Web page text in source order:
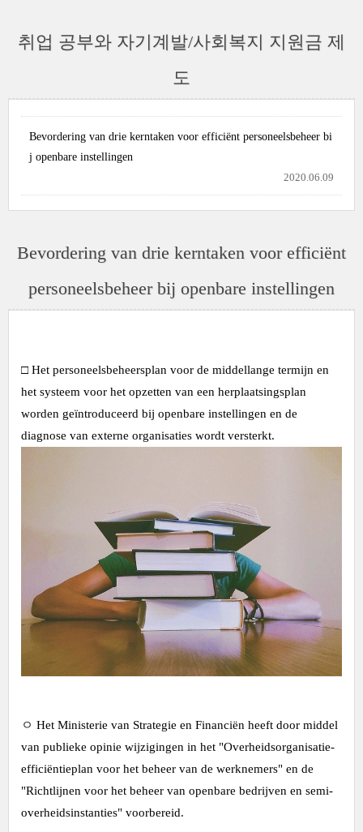
취업 공부와 자기계발/사회복지 지원금 제
도
Bevordering van drie kerntaken voor efficiënt personeelsbeheer bi
j openbare instellingen
2020.06.09
Bevordering van drie kerntaken voor efficiënt
personeelsbeheer bij openbare instellingen
□ Het personeelsbeheersplan voor de middellange termijn en
het systeem voor het opzetten van een herplaatsingsplan
worden geïntroduceerd bij openbare instellingen en de
diagnose van externe organisaties wordt versterkt.
ㅇ Het Ministerie van Strategie en Financiën heeft door middel
van publieke opinie wijzigingen in het "Overheidsorganisatie-
efficiëntieplan voor het beheer van de werknemers" en de
"Richtlijnen voor het beheer van openbare bedrijven en semi-
overheidsinstanties" voorbereid.